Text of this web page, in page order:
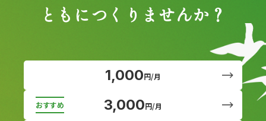
ともにつくりませんか？
1,000円/月
3,000円/月